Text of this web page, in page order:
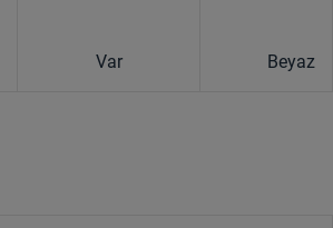
Var Beyaz